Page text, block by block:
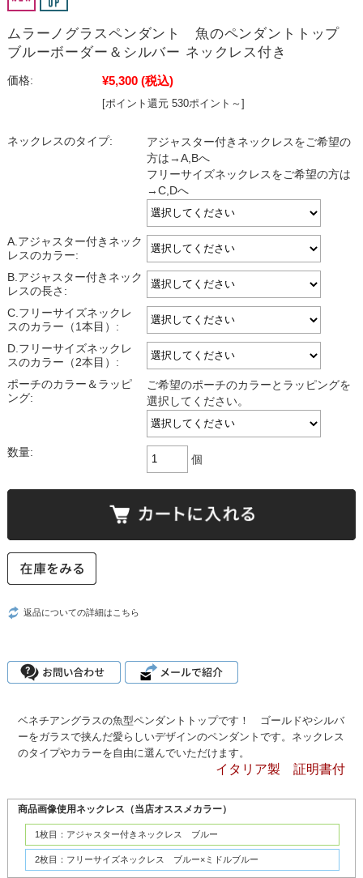
ムラーノグラスペンダント 魚のペンダントトップ
ブルーボーダー＆シルバー ネックレス付き
価格: ¥5,300 (税込)
[ポイント還元 530ポイント～]
ネックレスのタイプ:
アジャスター付きネックレスをご希望の
方は→A,Bへ
フリーサイズネックレスをご希望の方は
→C,Dへ
A.アジャスター付きネック
レスのカラー:
B.アジャスター付きネック
レスの長さ:
C.フリーサイズネックレ
スのカラー（1本目）:
D.フリーサイズネックレ
スのカラー（2本目）:
ポーチのカラー＆ラッピ
ング:
ご希望のポーチのカラーとラッピングを
選択してください。
数量:
個
返品についての詳細はこちら
ベネチアングラスの魚型ペンダントトップです！ ゴールドやシルバ
ーをガラスで挟んだ愛らしいデザインのペンダントです。ネックレス
のタイプやカラーを自由に選んでいただけます。
イタリア製 証明書付
商品画像使用ネックレス（当店オススメカラー）
1枚目：アジャスター付きネックレス ブルー
2枚目：フリーサイズネックレス ブルー×ミドルブルー